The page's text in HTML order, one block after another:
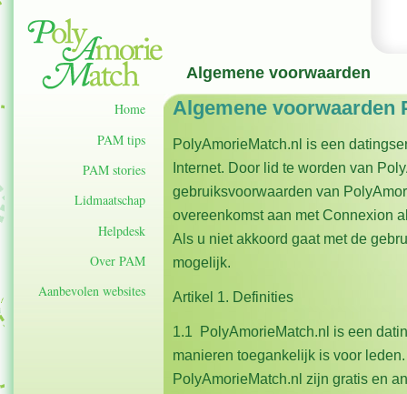
Algemene voorwaarden
Algemene voorwaarden
PolyAmorieMatch.nl is een
Internet. Door lid te worden van
gebruiksvoorwaarden van
overeenkomst aan met Connexion
Als u niet akkoord gaat met de
mogelijk.
Artikel 1. Definities
1.1 PolyAmorieMatch.nl is een
manieren toegankelijk is voor
PolyAmorieMatch.nl zijn gratis en
Home
PAM tips
PAM stories
Lidmaatschap
Helpdesk
Over PAM
Aanbevolen websites